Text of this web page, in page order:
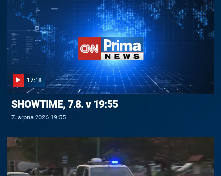
17:18
SHOWTIME, 7.8. v 19:55
7. srpna 2026 19:55